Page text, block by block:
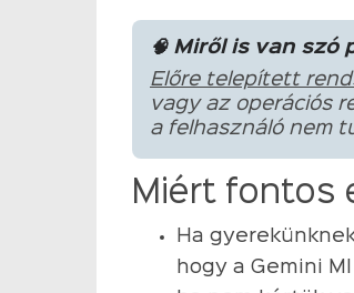
🧠 Miről is van szó
Előre telepített
vagy az operációs
a felhasználó nem
Miért fontos
Ha
hogy a Gemini